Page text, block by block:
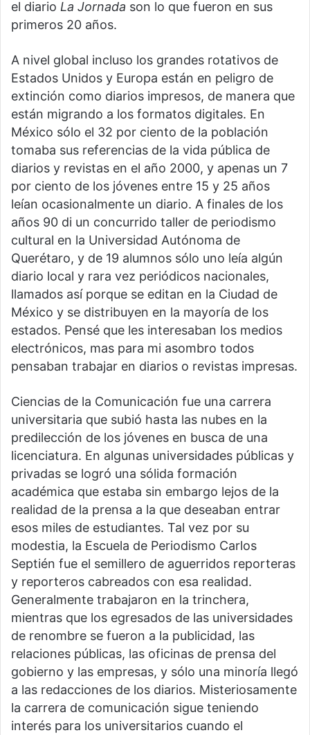
el diario La Jornada son lo que fueron en sus
primeros 20 años.
A nivel global incluso los grandes rotativos de
Estados Unidos y Europa están en peligro de
extinción como diarios impresos, de manera que
están migrando a los formatos digitales. En
México sólo el 32 por ciento de la población
tomaba sus referencias de la vida pública de
diarios y revistas en el año 2000, y apenas un 7
por ciento de los jóvenes entre 15 y 25 años
leían ocasionalmente un diario. A finales de los
años 90 di un concurrido taller de periodismo
cultural en la Universidad Autónoma de
Querétaro, y de 19 alumnos sólo uno leía algún
diario local y rara vez periódicos nacionales,
llamados así porque se editan en la Ciudad de
México y se distribuyen en la mayoría de los
estados. Pensé que les interesaban los medios
electrónicos, mas para mi asombro todos
pensaban trabajar en diarios o revistas impresas.
Ciencias de la Comunicación fue una carrera
universitaria que subió hasta las nubes en la
predilección de los jóvenes en busca de una
licenciatura. En algunas universidades públicas y
privadas se logró una sólida formación
académica que estaba sin embargo lejos de la
realidad de la prensa a la que deseaban entrar
esos miles de estudiantes. Tal vez por su
modestia, la Escuela de Periodismo Carlos
Septién fue el semillero de aguerridos reporteras
y reporteros cabreados con esa realidad.
Generalmente trabajaron en la trinchera,
mientras que los egresados de las universidades
de renombre se fueron a la publicidad, las
relaciones públicas, las oficinas de prensa del
gobierno y las empresas, y sólo una minoría llegó
a las redacciones de los diarios. Misteriosamente
la carrera de comunicación sigue teniendo
interés para los universitarios cuando el